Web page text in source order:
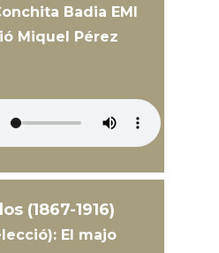
Badia EMI
Miquel Pérez
(1867-1916)
El majo